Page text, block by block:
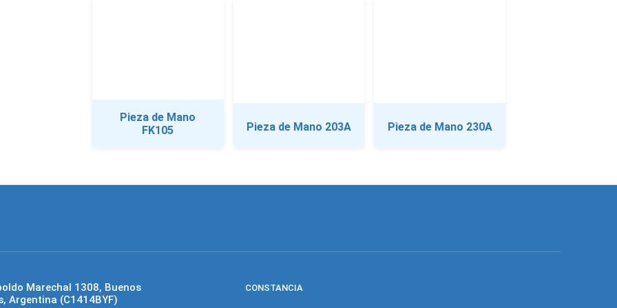
Pieza de Mano
FK105
Pieza de Mano 203A Pieza de Mano 230A
Marechal 1308, Buenos
Argentina (C1414BYF)
CONSTANCIA